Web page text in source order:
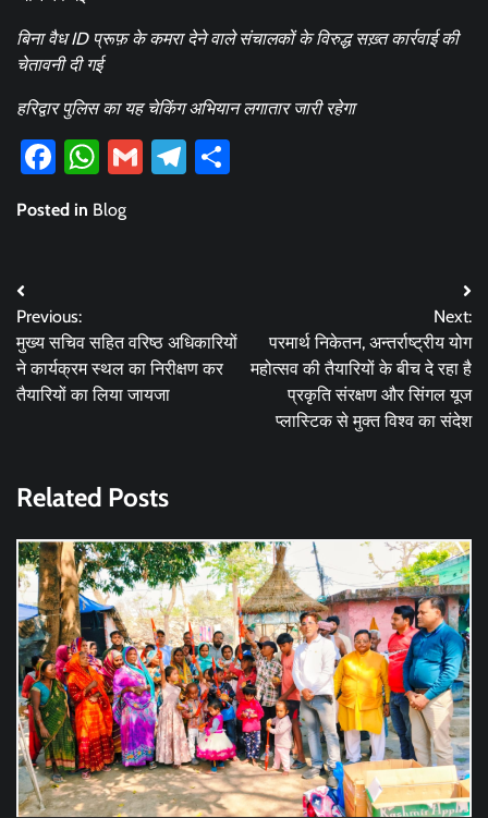
बिना वैध ID प्रूफ़ के कमरा देने वाले संचालकों के विरुद्ध सख़्त कार्रवाई की
चेतावनी दी गई
हरिद्वार पुलिस का यह चेकिंग अभियान लगातार जारी रहेगा
Facebook
WhatsApp
GmailTelegram
Posted in Blog
Post
navigation
Previous:
मुख्य सचिव सहित वरिष्ठ अधिकारियों
ने कार्यक्रम स्थल का निरीक्षण कर
तैयारियों का लिया जायजा
Next:
परमार्थ निकेतन, अन्तर्राष्ट्रीय योग
महोत्सव की तैयारियों के बीच दे रहा है
प्रकृति संरक्षण और सिंगल यूज
प्लास्टिक से मुक्त विश्व का संदेश
Related Posts